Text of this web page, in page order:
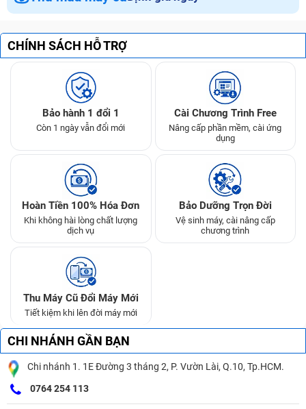
CHÍNH SÁCH HỖ TRỢ
Bảo hành 1 đổi 1
Còn 1 ngày vẫn đổi mới
Cài Chương Trình Free
Nâng cấp phần mềm, cài ứng
dụng
Hoàn Tiền 100% Hóa Đơn
Khi không hài lòng chất lượng
dịch vụ
Bảo Dưỡng Trọn Đời
Vệ sinh máy, cài nâng cấp
chương trình
Thu Máy Cũ Đổi Máy Mới
Tiết kiệm khi lên đời máy mới
CHI NHÁNH GẦN BẠN
Chi nhánh 1. 1E Đường 3 tháng 2, P. Vườn Lài, Q.10, Tp.HCM.
0764 254 113